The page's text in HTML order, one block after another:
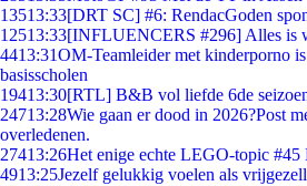
13513:33[DRT SC] #6: RendacGoden
12513:33[INFLUENCERS #296] Alles is
4413:31OM-Teamleider met kinderporno
basisscholen
19413:30[RTL] B&B vol liefde 6de
24713:28Wie gaan er dood in 2026?Post
overledenen.
27413:26Het enige echte LEGO-topic
4913:25Jezelf gelukkig voelen als